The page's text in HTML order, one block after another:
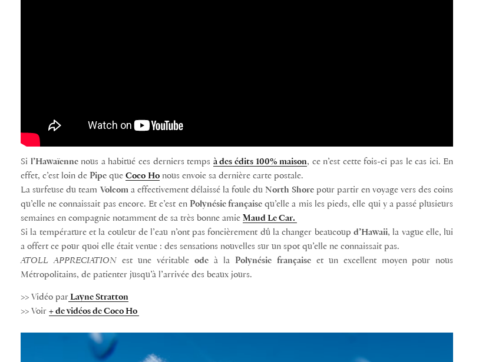
Si l’Hawaïennenous a habitué ces derniers temps à des édits 100% maison, ce n’est cette fois-ci pas le cas ici. En
effet, c’est loin de Pipe que Coco Ho nous envoie sa dernière carte postale.
La surfeuse du team Volcoma effectivement délaissé la foule duNorth Shorepour partir en voyage vers des coins
qu’elle ne connaissait pas encore. Et c’est en Polynésie française qu’elle a mis les pieds, elle qui y a passé plusieurs
semaines en compagnie notamment de sa très bonne amie Maud Le Car.
Si la température et la couleur de l’eau n’ont pas foncièrement dû la changer beaucoupd’Hawaii, la vague elle, lui
a offert ce pour quoi elle était venue : des sensations nouvelles sur un spot qu’elle ne connaissait pas.
ATOLL APPRECIATIONest une véritable odeà la Polynésie françaiseet un excellent moyen pour nous
Métropolitains, de patienter jusqu’à l’arrivée des beaux jours.
>> Vidéo parLayne Stratton
>> Voir + de vidéos de Coco Ho